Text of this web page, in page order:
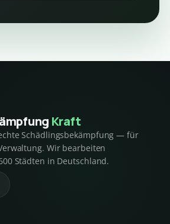
Kraft
Schädlingsbekämpfung — für
Wir bearbeiten
Städten in Deutschland.